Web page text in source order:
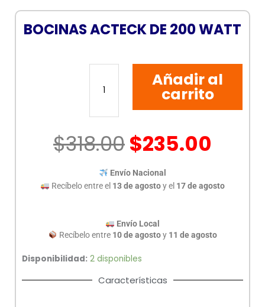
BOCINAS ACTECK DE 200 WATT
BOCINAS
WATT
Añadir al
carrito
$318.00$235.00
Envío Nacional
Recíbelo entre el 13 de agostoy el 17 de agosto
Envío Local
Recíbelo entre 10 de agostoy 11 de agosto
Disponibilidad: 2 disponibles
Características